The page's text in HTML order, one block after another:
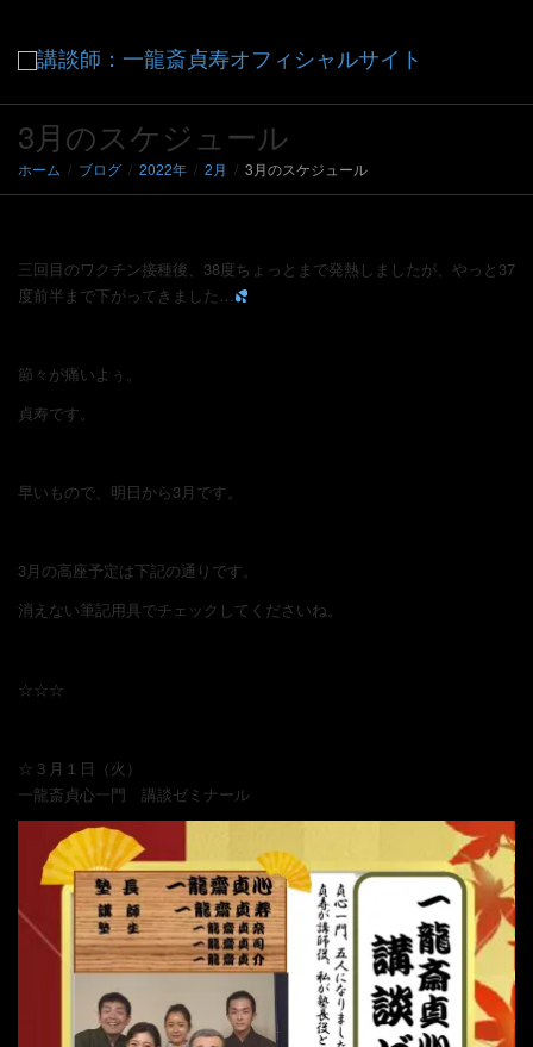
ビ
を
切
り
3月のスケジュール
ホーム ブログ 2022年 2月 3月のスケジュール
三回目のワクチン接種後、38度ちょっとまで発熱しましたが、やっと37
度前半まで下がってきました…
節々が痛いよぅ。
貞寿です。
早いもので、明日から3月です。
3月の高座予定は下記の通りです。
消えない筆記用具でチェックしてくださいね。
☆☆☆
☆３月１日（火）
一龍斎貞心一門 講談ゼミナール